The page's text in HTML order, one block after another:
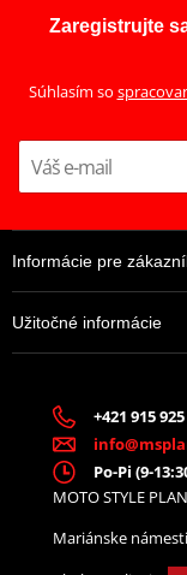
Zaregistrujte
Súhlasím so
Informácie pre
Užitočné informácie
+421 915
Po-Pi (9-
MOTO STYLE
Mariánske